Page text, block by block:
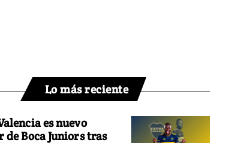
Lo más reciente
es nuevo
de Boca Juniors tras